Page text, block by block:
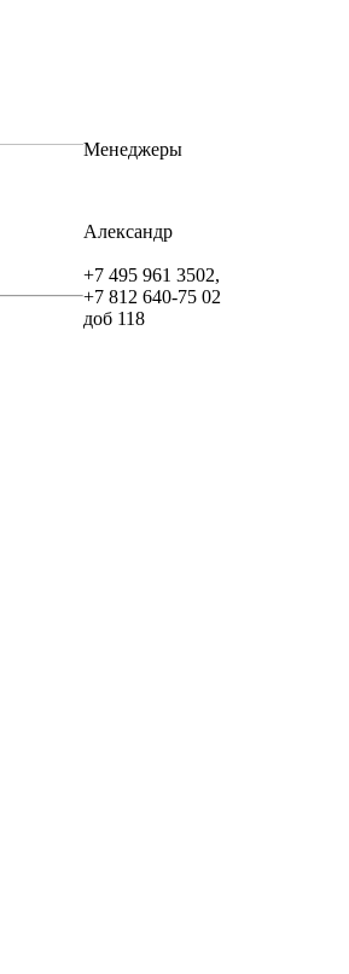
Менеджеры
Александр
+7 495 961 3502,
+7 812 640-75 02
доб 118